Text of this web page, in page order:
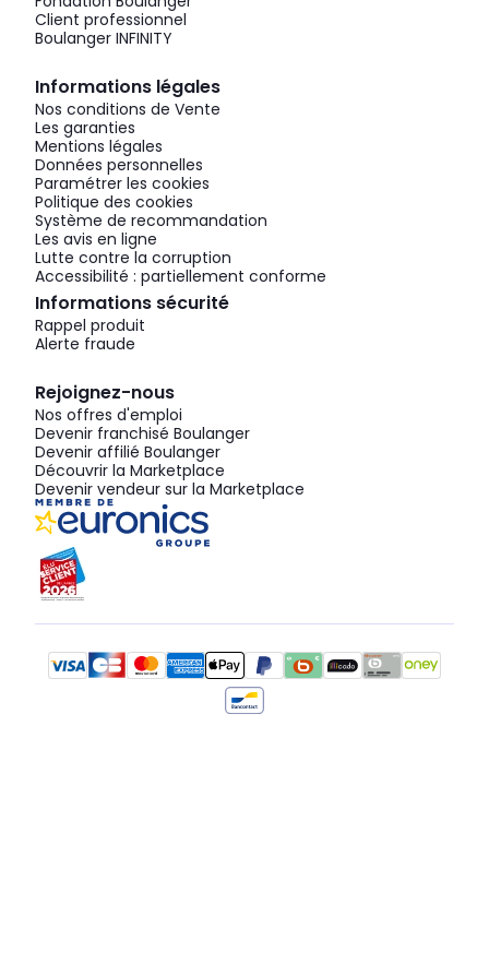
Client professionnel
Boulanger INFINITY
Informations légales
Nos conditions de Vente
Les garanties
Mentions légales
Données personnelles
Paramétrer les cookies
Politique des cookies
Système de recommandation
Les avis en ligne
Lutte contre la corruption
Accessibilité : partiellement conforme
Informations sécurité
Rappel produit
Alerte fraude
Rejoignez-nous
Nos offres d'emploi
Devenir franchisé Boulanger
Devenir affilié Boulanger
Découvrir la Marketplace
Devenir vendeur sur la Marketplace